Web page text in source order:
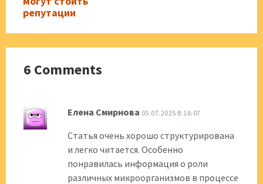
репутации
6 Comments
Елена Смирнова 05.07.2025 В 16:07
Статья очень хорошо структурирована
и легко читается. Особенно
понравилась информация о роли
различных микроорганизмов в процессе